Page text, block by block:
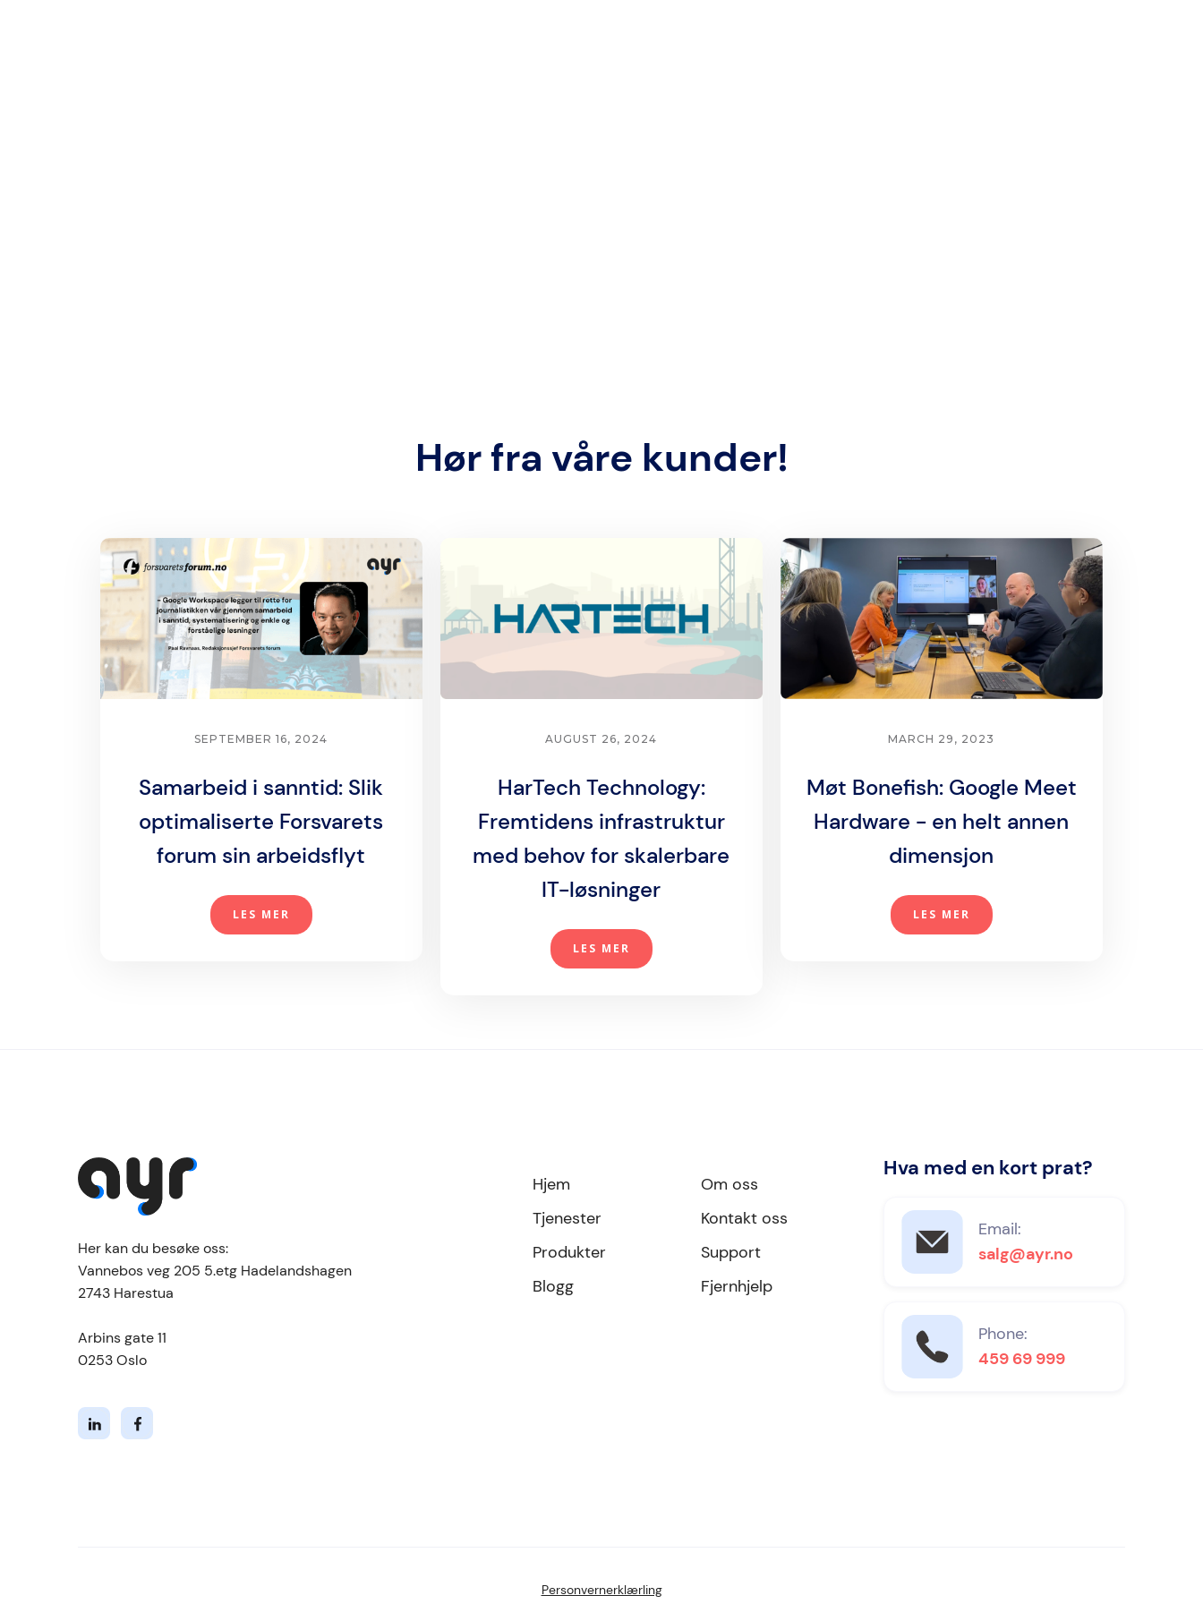
Hør fra våre kunder!
SEPTEMBER 16, 2024
Samarbeid i sanntid: Slik
optimaliserte Forsvarets
forum sin arbeidsflyt
LES MER
AUGUST 26, 2024
HarTech Technology:
Fremtidens infrastruktur
med behov for skalerbare
IT-løsninger
LES MER
MARCH 29, 2023
Møt Bonefish: Google Meet
Hardware - en helt annen
dimensjon
LES MER
Her kan du besøke oss:
Vannebos veg 205 5.etg Hadelandshagen
2743 Harestua
Arbins gate 11
0253 Oslo
Hjem
Tjenester
Produkter
Blogg
Om oss
Kontakt oss
Support
Fjernhjelp
Hva med en kort prat?
Email:
salg@ayr.no
Phone:
459 69 999
Personvernerklærling